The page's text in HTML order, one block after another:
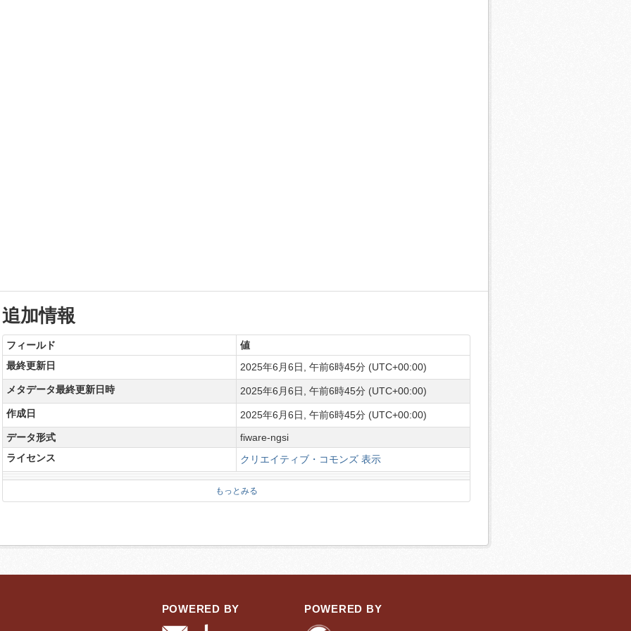
追加情報
フィールド
値
最終更新日
2025年6月6日, 午前6時45分 (UTC+00:00)
メタデータ最終更新日時
2025年6月6日, 午前6時45分 (UTC+00:00)
作成日
2025年6月6日, 午前6時45分 (UTC+00:00)
データ形式
fiware-ngsi
ライセンス
クリエイティブ・コモンズ 表示
もっとみる
POWERED BY POWERED BY